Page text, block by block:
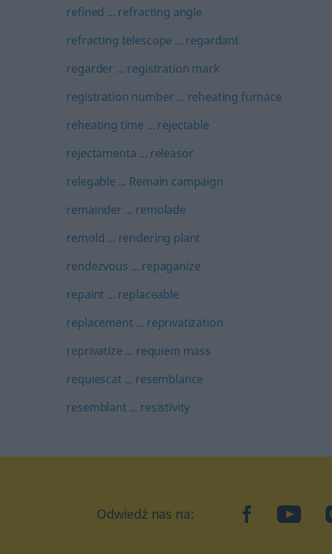
refined ... refracting angle
refracting telescope ... regardant
regarder ... registration mark
registration number ... reheating furnace
reheating time ... rejectable
rejectamenta ... releasor
relegable ... Remain campaign
remainder ... remolade
remold ... rendering plant
rendezvous ... repaganize
repaint ... replaceable
replacement ... reprivatization
reprivatize ... requiem mass
requiescat ... resemblance
resemblant ... resistivity
Odwiedź nas na: facebookYouTube